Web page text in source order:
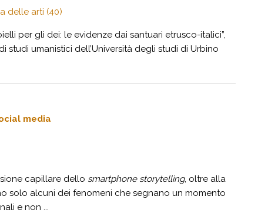
delle arti (40)
per gli dei: le evidenze dai santuari etrusco-italici”,
studi umanistici dell’Università degli studi di Urbino
media
capillare dello smartphone storytelling, oltre alla
solo alcuni dei fenomeni che segnano un momento
e non ...